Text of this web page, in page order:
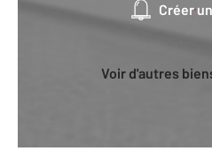
Créer
Voir d'autres